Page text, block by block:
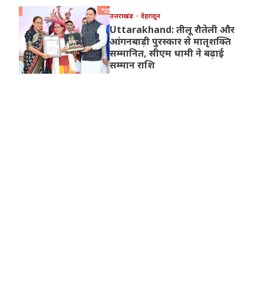
उत्तराखंड देहरादून
Uttarakhand: तीलू रौतेली और
आंगनबाड़ी पुरस्कार से मातृशक्ति
सम्मानित, सीएम धामी ने बढ़ाई
सम्मान राशि